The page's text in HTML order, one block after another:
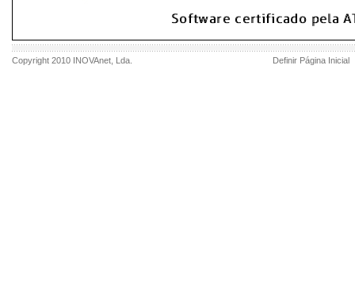
Copyright 2010 INOVAnet , Lda. Definir Página Inicial